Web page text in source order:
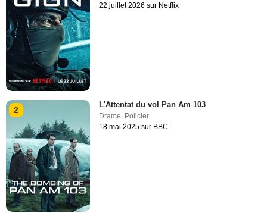
22 juillet 2026 sur Netflix
2
L'Attentat du vol Pan Am 103
Drame Policier
18 mai 2025 sur BBC